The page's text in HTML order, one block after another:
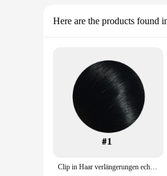
Here are the products found
Clip in Haar verlängerungen echtes menschliches Haar gerade 12 Zoll 120g natürliche schwarze echte jungfräuliche menschliche Haars pange ins echte menschliche Haar